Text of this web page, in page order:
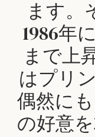
ます。
1986年
まで上
はプリ
偶然に
の好意